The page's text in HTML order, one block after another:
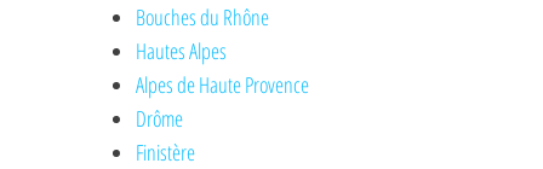
Bouches du Rhône
Hautes Alpes
Alpes de Haute Provence
Drôme
Finistère